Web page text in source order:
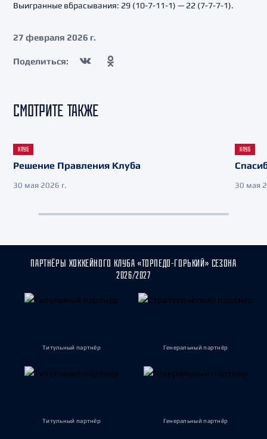
Выигранные вбрасывания: 29 (10-7-11-1) — 22 (7-7-7-1).
27 февраля 2026 г.
Поделиться:
СМОТРИТЕ ТАКЖЕ
КЛУБ
Решение Правления Клуба
30 мая 2026 г.
КЛУБ
30 мая
ПАРТНЁРЫ ХОККЕЙНОГО КЛУБА «ТОРПЕДО-ГОРЬКИЙ» СЕЗОНА
2026/2027
Титульный партнёр Генеральный партнёр
Титульный партнёр Генеральный партнёр